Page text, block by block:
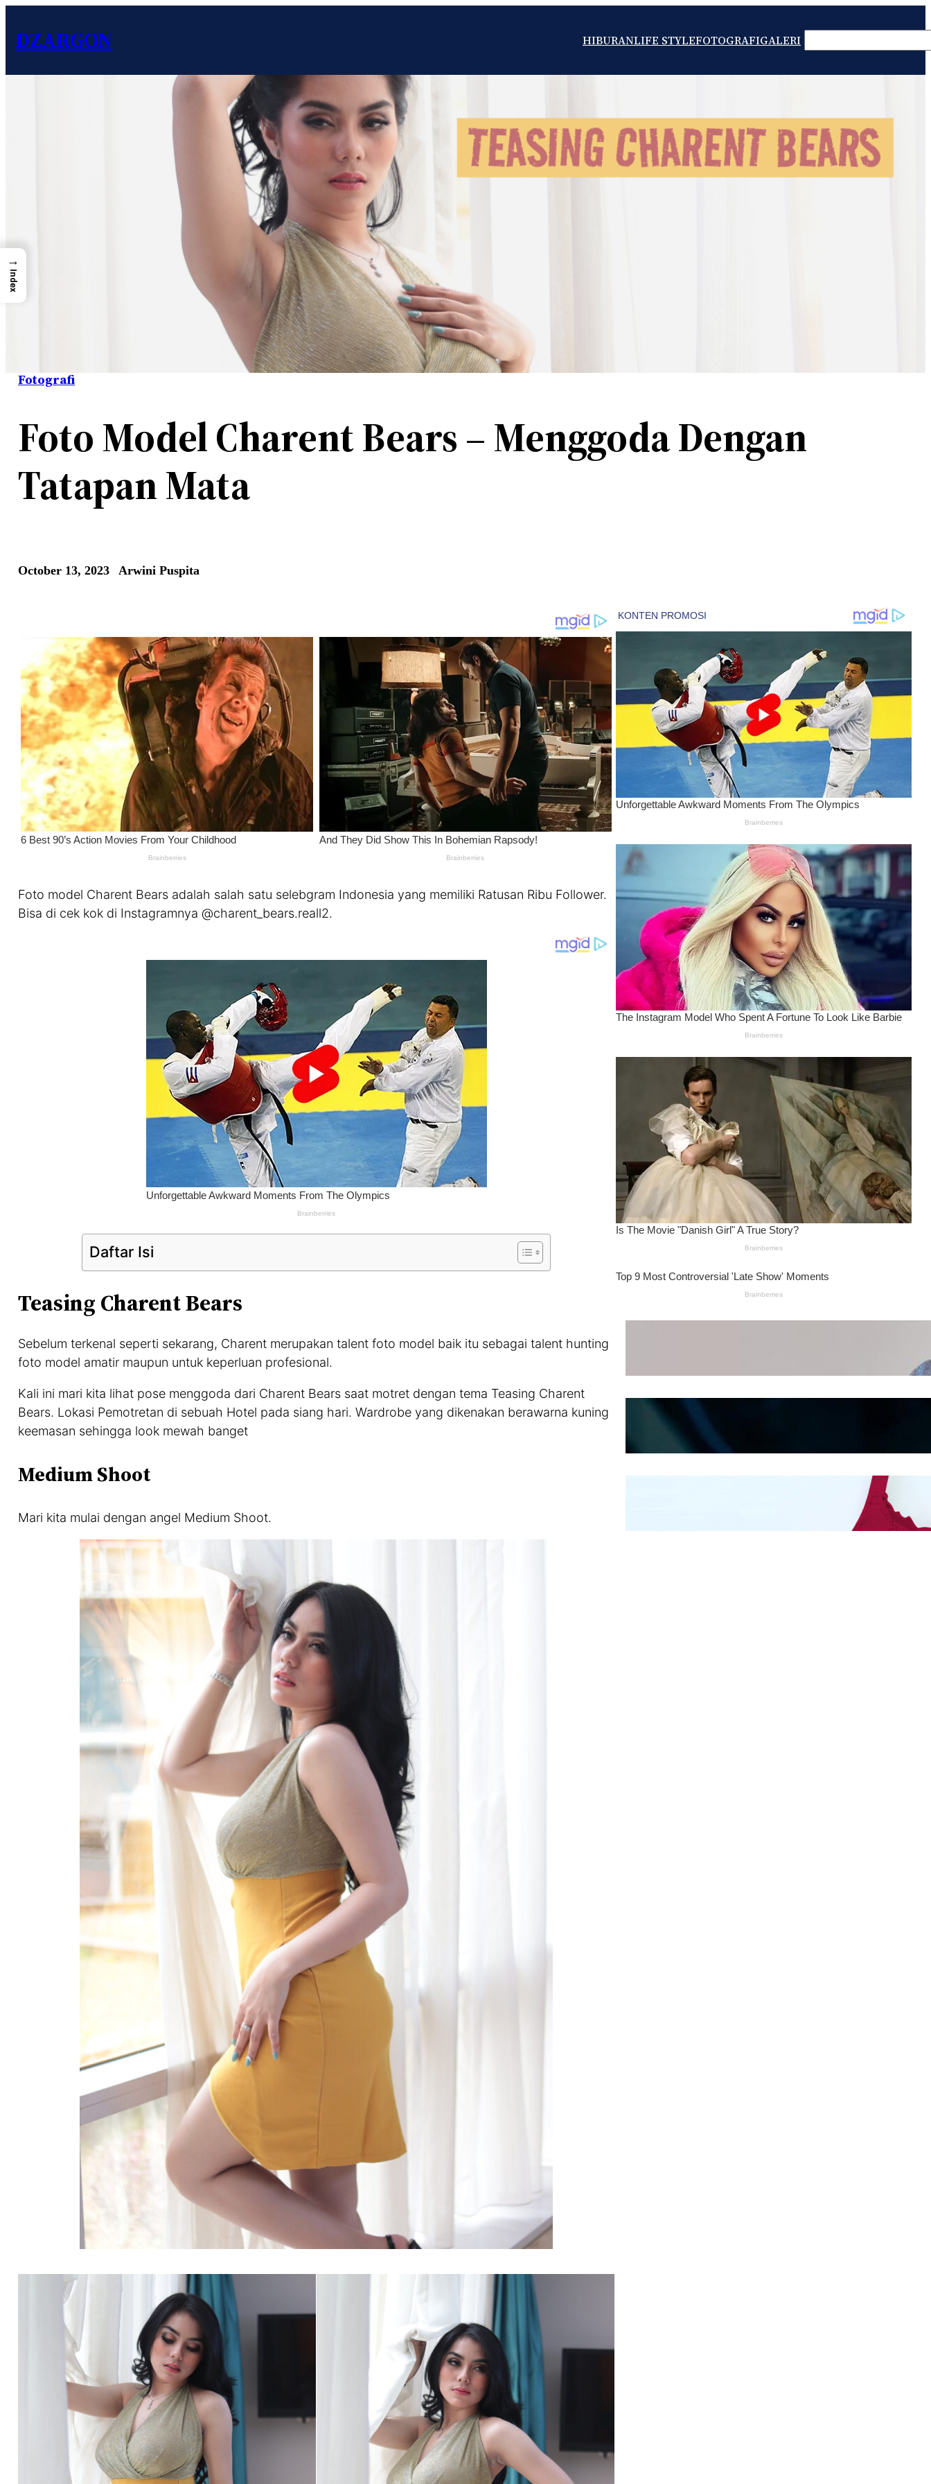
DZARGON HIBURANLIFE STYLEFOTOGRAFIGALERI SEARCH
Fotografi
Foto Model Charent Bears – Menggoda Dengan
Tatapan Mata
October 13, 2023 Arwini Puspita
Foto model Charent Bears adalah salah satu selebgram Indonesia yang memiliki Ratusan Ribu Follower.
Bisa di cek kok di Instagramnya @charent_bears.reall2.
Daftar Isi
Teasing Charent Bears
Sebelum terkenal seperti sekarang, Charent merupakan talent foto model baik itu sebagai talent hunting
foto model amatir maupun untuk keperluan profesional.
Kali ini mari kita lihat pose menggoda dari Charent Bears saat motret dengan tema Teasing Charent
Bears. Lokasi Pemotretan di sebuah Hotel pada siang hari. Wardrobe yang dikenakan berawarna kuning
keemasan sehingga look mewah banget
Medium Shoot
Mari kita mulai dengan angel Medium Shoot.
Wanita Pamer Pakaian
Kepribadian
Mengintip Kepribadian
Wanita Dari Warna Bra
→
Index